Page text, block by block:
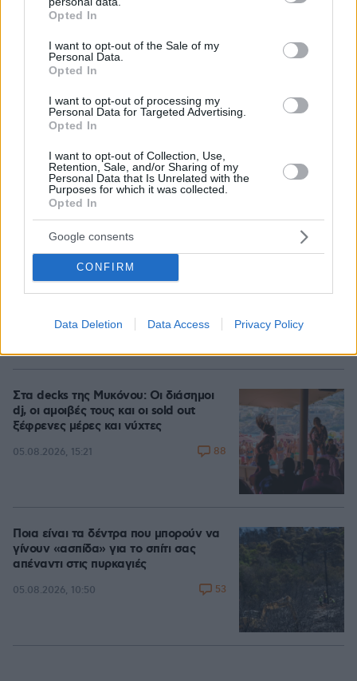
grant or deny consent to Google and its third-party tags to
use your data for below specified purposes in below Google
consent section.
Opted In
I want to opt-out of the Sale of my
Personal Data.
Opted In
I want to opt-out of processing my
Personal Data for Targeted Advertising.
Opted In
I want to opt-out of Collection, Use,
Retention, Sale, and/or Sharing of my
Personal Data that Is Unrelated with the
Purposes for which it was collected.
Opted In
Google consents
CONFIRM
Data Deletion Data Access Privacy Policy
προκαλεί βρίζοντας γυναίκες, πέφτει
05.08.2026, 21:28 56
Εν ψυχρώ δολοφονία ζευγαριού σε
μπαρ στην Κολομβία: Η γυναίκα
προσπάθησε να προστατεύσει τον
άνδρα της, ήταν γονείς 6χρονου
κοριτσιού, δείτε βίντεο
06.08.2026, 06:25
Αμπντούλ Ελ Σαγέντ: Ο
μουσουλμάνος γιατρός από το
ισραηλινό λόμπι
Στα decks της Μυκόνου: Οι διάσημοι
dj, οι αμοιβές τους και οι sold out
ξέφρενες μέρες και νύχτες
05.08.2026, 15:21 88
Ποια είναι τα δέντρα που μπορούν να
γίνουν «ασπίδα» για το σπίτι σας
απέναντι στις πυρκαγιές
05.08.2026, 10:50 53